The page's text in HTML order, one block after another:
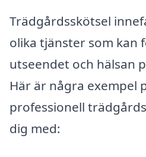
Trädgårdsskötsel
olika tjänster som kan
utseendet och hälsan
Här är några exempel
professionell
dig med: